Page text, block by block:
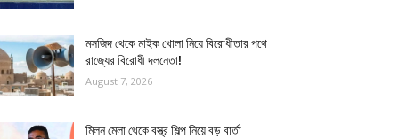
মসজিদ থেকে মাইক খোলা নিয়ে বিরোধীতার পথে
রাজ্যের বিরোধী দলনেতা!
August 7, 2026
মিলন মেলা থেকে বস্ত্র শিল্প নিয়ে বড় বার্তা